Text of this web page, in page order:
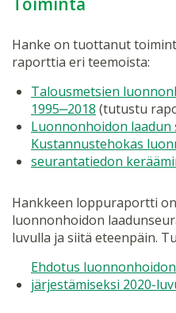
Hanke on tuottanut
raporttia eri teemoista:
Talousmetsien
1995‒2018 (tutustu
Luonnonhoidon
Kustannustehokas
seurantatiedon
Hankkeen loppuraportti
luonnonhoidon
luvulla ja siitä eteenpäin.
Ehdotus
järjestämiseksi 2020-